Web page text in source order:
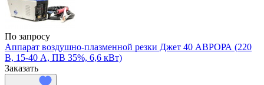
По запросу
Аппарат воздушно-плазменной резки Джет 40 АВРОРА (220
В, 15-40 А, ПВ 35%, 6,6 кВт)
Заказать